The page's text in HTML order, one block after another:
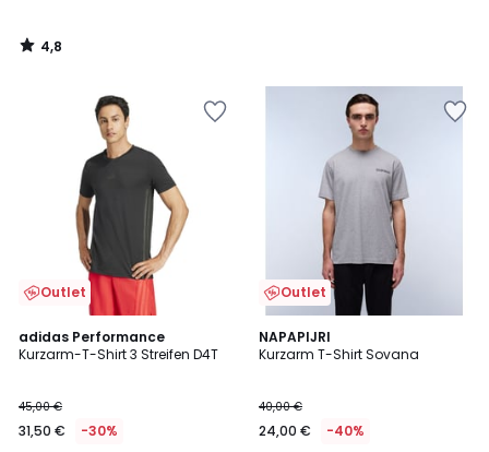
4,8
/
Outlet
adidas Performance
Kurzarm-T-Shirt 3 Streifen D4T
45,00 €
31,50 € -30%
4,7
/ 5
Outlet
NAPAPIJRI
Kurzarm T-Shirt Sovana
40,00 €
24,00 € -40%